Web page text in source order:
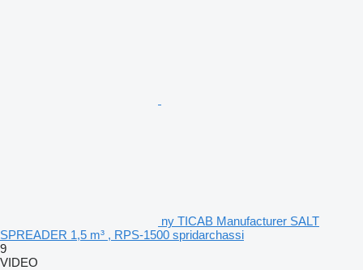
ny TICAB Manufacturer SALT
SPREADER 1,5 m³ , RPS-1500 spridarchassi
9
VIDEO